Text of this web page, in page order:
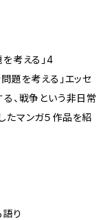
考える」4
題を考える」エッセ
、戦争という非日常
たマンガ５作品を紹
り